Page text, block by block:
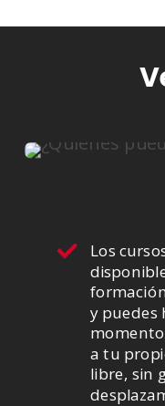
Los
y puedes
a tu
libre, sin